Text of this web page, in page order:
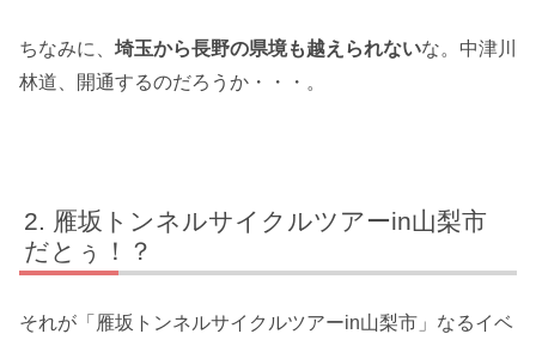
ちなみに、 埼玉から長野の県境も越えられないな。中津川
林道、開通するのだろうか・・・。
雁坂トンネルサイクルツアーin山梨市
だとぅ！？
それが「雁坂トンネルサイクルツアーin山梨市」なるイベ